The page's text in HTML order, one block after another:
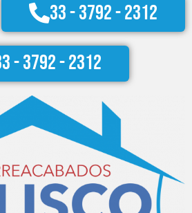
33 - 3792 - 2312
- 3792 - 2312